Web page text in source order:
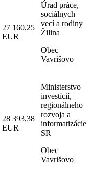
27 160,25
EUR
Úrad práce,
sociálnych
vecí a rodiny
Žilina
Obec
Vavrišovo
28 393,38
EUR
Ministerstvo
investícií,
regionálneho
rozvoja a
informatizácie
SR
Obec
Vavrišovo